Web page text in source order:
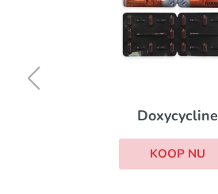
Doxycycline
KOOP NU